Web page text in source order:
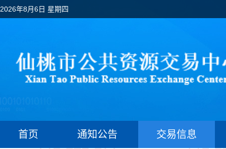
2026年8月6日 星期四
首页 通知公告 交易信息